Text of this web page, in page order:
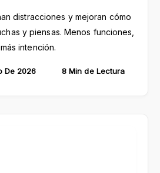
distracciones y mejoran cómo
y piensas. Menos funciones,
más intención.
De 2026 8 Min de Lectura